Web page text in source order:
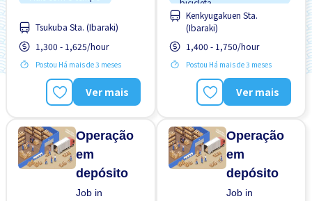
Preferência por Homens
Preferência por Mulheres
Transporte pago
Tsukuba Sta. (Ibaraki)
1,300 - 1,625/hour
Postou Há mais de 3 meses
Ver mais
bicicleta
Estacionamento de carro
Estrangeiro trabalhando
FDS & FER desligado
Potêncial para Salário
Kenkyugakuen Sta.
(Ibaraki)
1,400 - 1,750/hour
Postou Há mais de 3 meses
Ver mais
Operação
em
depósito
Job in
Operação
em
depósito
Job in